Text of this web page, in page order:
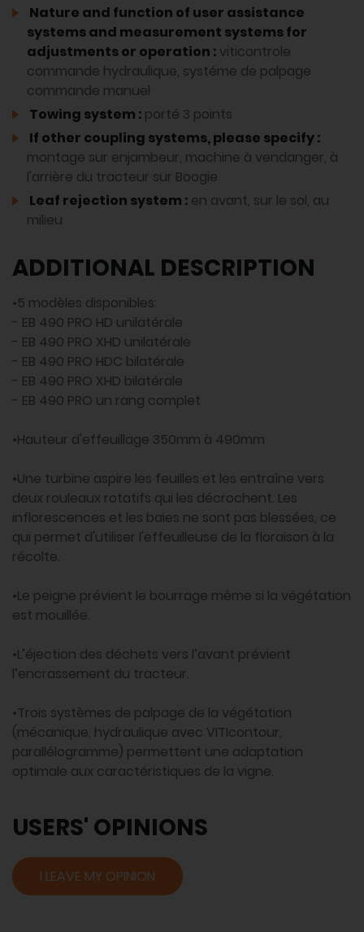
Nature and function of user assistance
systems and measurement systems for
adjustments or operation : viticontrole
commande hydraulique, systéme de palpage
commande manuel
Towing system : porté 3 points
If other coupling systems, please specify :
montage sur enjambeur, machine à vendanger, à
l'arrière du tracteur sur Boogie
Leaf rejection system : en avant, sur le sol, au
milieu
ADDITIONAL DESCRIPTION
•5 modèles disponibles:
- EB 490 PRO HD unilatérale
- EB 490 PRO XHD unilatérale
- EB 490 PRO HDC bilatérale
- EB 490 PRO XHD bilatérale
- EB 490 PRO un rang complet
•Hauteur d'effeuillage 350mm à 490mm
•Une turbine aspire les feuilles et les entraîne vers
deux rouleaux rotatifs qui les décrochent. Les
inflorescences et les baies ne sont pas blessées, ce
qui permet d'utiliser l'effeuilleuse de la floraison à la
récolte.
•Le peigne prévient le bourrage même si la végétation
est mouillée.
•L’éjection des déchets vers l’avant prévient
l’encrassement du tracteur.
•Trois systèmes de palpage de la végétation
(mécanique, hydraulique avec VITIcontour,
parallélogramme) permettent une adaptation
optimale aux caractéristiques de la vigne.
USERS' OPINIONS
I LEAVE MY OPINION